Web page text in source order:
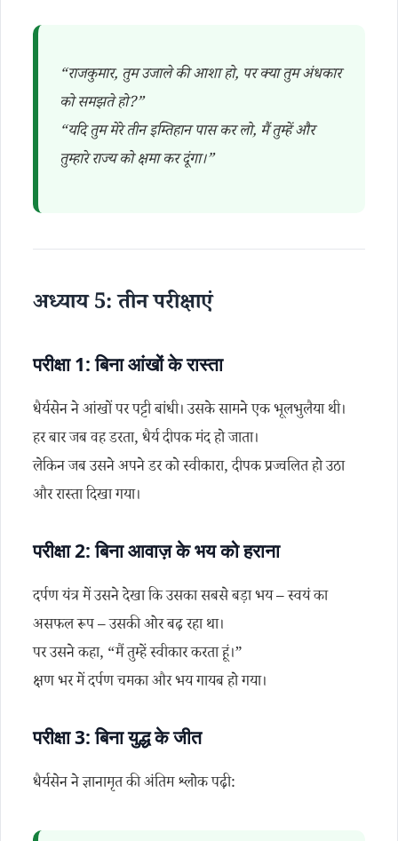
“राजकुमार, तुम उजाले की आशा हो, पर क्या तुम अंधकार
को समझते हो?”
“यदि तुम मेरे तीन इम्तिहान पास कर लो, मैं तुम्हें और
तुम्हारे राज्य को क्षमा कर दूंगा।”
अध्याय 5: तीन परीक्षाएं
परीक्षा 1: बिना आंखों के रास्ता
धैर्यसेन ने आंखों पर पट्टी बांधी। उसके सामने एक भूलभुलैया थी।
हर बार जब वह डरता, धैर्य दीपक मंद हो जाता।
लेकिन जब उसने अपने डर को स्वीकारा, दीपक प्रज्वलित हो उठा
और रास्ता दिखा गया।
परीक्षा 2: बिना आवाज़ के भय को हराना
दर्पण यंत्र में उसने देखा कि उसका सबसे बड़ा भय – स्वयं का
असफल रूप – उसकी ओर बढ़ रहा था।
पर उसने कहा, “मैं तुम्हें स्वीकार करता हूं।”
क्षण भर में दर्पण चमका और भय गायब हो गया।
परीक्षा 3: बिना युद्ध के जीत
धैर्यसेन ने ज्ञानामृत की अंतिम श्लोक पढ़ी: